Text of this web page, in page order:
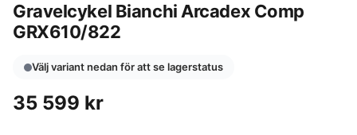
Gravelcykel Bianchi Arcadex Comp
GRX610/822
Välj variant nedan för att se lagerstatus
35 599 kr